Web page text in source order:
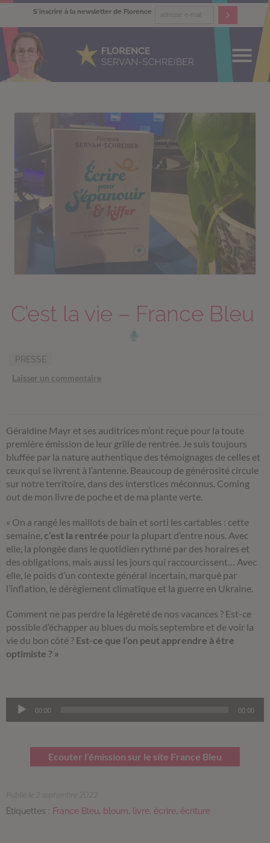
S'inscrire à la newsletter de Florence
C’est la vie – France Bleu
PRESSE
Laisser un commentaire
Géraldine Mayr et ses auditrices m’ont reçue pour la toute
première émission de leur grille de rentrée. Je suis toujours
bluffée par la nature authentique des témoignages de celles et
ceux qui se livrent à l’antenne. Beaucoup de générosité circule
sur notre territoire, dans des interstices méconnus. Coming
out de mon livre de poche et de ma plante verte.
« On a rangé les maillots de bain et sorti les cartables : cette
semaine, c’est la rentrée pour la plupart d’entre nous. Avec
elle, la plongée dans le quotidien rythmé par des horaires et
des obligations, mais aussi les jours qui raccourcissent… Avec
elle, le poids d’un contexte général incertain, marqué par
l’inflation, le dérèglement climatique et la guerre en Ukraine.
Comment ne pas perdre la légèreté de nos vacances ? Est-ce
possible d’échapper au blues du mois septembre et de voir la
vie du bon côté ? Est-ce que l’on peut apprendre à être
optimiste ? »
Lecteur
audio
00:00 00:00
Ecouter l’émission sur le site France Bleu
Étiquettes : France Bleu, bloum, livre, écrire, écriture